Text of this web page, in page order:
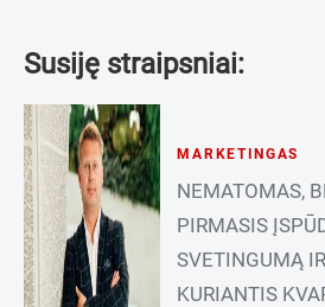
Susiję straipsniai:
MARKETINGAS
NEMATOMAS,
PIRMASIS
SVETINGUMĄ
KURIANTIS